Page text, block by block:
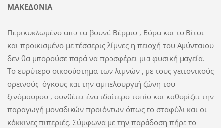
ΜΑΚΕΔΟΝΙΑ
Περικυκλωμένο απο τα βουνά Βέρμιο , Βόρα και το Βίτσι
και προικισμένο με τέσσερις λίμνες η πειοχή του Αμύνταιου
δεν θα μπορούσε παρά να προσφέρει μια φυσική μαγεία.
Το ευρύτερο οικοσύστημα των λιμνών , με τους γειτονικούς
ορεινούς όγκους και την αμπελουργιή ζώνη του
ξινόμαυρου , συνθέτει ένα ιδαίτερο τοπίο και καθορίζει την
παραγωγή μοναδικών προιόντων όπως το σταφύλι και οι
κόκκινες πιπεριές. Σύμφωνα με την παράδοση πήρε το